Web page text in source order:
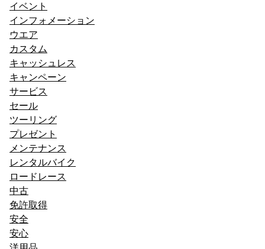
イベント
インフォメーション
ウエア
カスタム
キャッシュレス
キャンペーン
サービス
セール
ツーリング
プレゼント
メンテナンス
レンタルバイク
ロードレース
中古
免許取得
安全
安心